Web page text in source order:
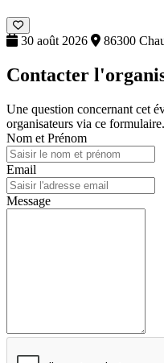
30 août 2026 86300
Contacter
Une question concernant cet
organisateurs via ce formulaire.
Nom et Prénom
Email
Message